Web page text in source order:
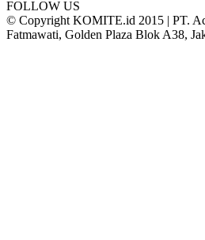
FOLLOW US
© Copyright KOMITE.id 2015 | PT.
Fatmawati, Golden Plaza Blok A38,